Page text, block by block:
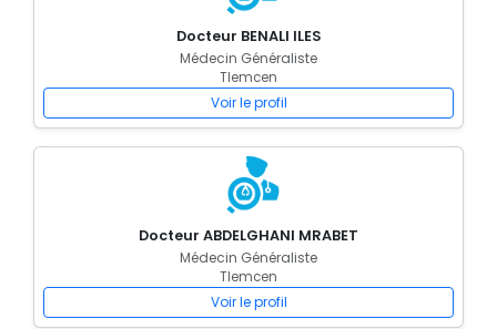
Docteur BENALI ILES
Médecin Généraliste
Tlemcen
Voir le profil
Docteur ABDELGHANI MRABET
Médecin Généraliste
Tlemcen
Voir le profil